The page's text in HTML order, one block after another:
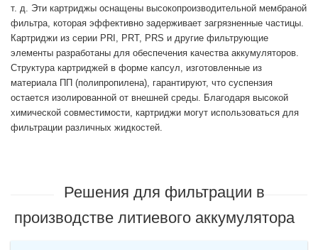
т. д. Эти картриджы оснащены высокопроизводительной мембраной
фильтра, которая эффективно задерживает загрязненные частицы.
Картриджи из серии PRI, PRT, PRS и другие фильтрующие
элементы разработаны для обеспечения качества аккумуляторов.
Структура картриджей в форме капсул, изготовленные из
материала ПП (полипропилена), гарантируют, что суспензия
остается изолированной от внешней среды. Благодаря высокой
химической совместимости, картриджи могут использоваться для
фильтрации различных жидкостей.
Решения для фильтрации в
производстве литиевого аккумулятора